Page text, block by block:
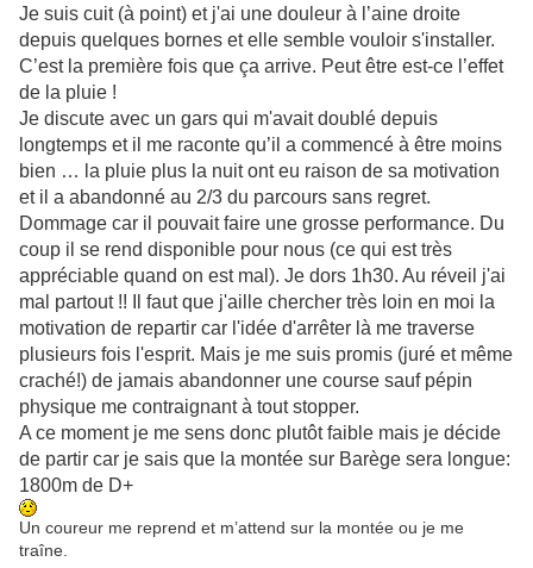
Je suis cuit (à point) et j'ai une douleur à l’aine droite
depuis quelques bornes et elle semble vouloir s'installer.
C’est la première fois que ça arrive. Peut être est-ce l’effet
de la pluie !
Je discute avec un gars qui m'avait doublé depuis
longtemps et il me raconte qu’il a commencé à être moins
bien … la pluie plus la nuit ont eu raison de sa motivation
et il a abandonné au 2/3 du parcours sans regret.
Dommage car il pouvait faire une grosse performance. Du
coup il se rend disponible pour nous (ce qui est très
appréciable quand on est mal). Je dors 1h30. Au réveil j'ai
mal partout !! Il faut que j'aille chercher très loin en moi la
motivation de repartir car l'idée d'arrêter là me traverse
plusieurs fois l'esprit. Mais je me suis promis (juré et même
craché!) de jamais abandonner une course sauf pépin
physique me contraignant à tout stopper.
A ce moment je me sens donc plutôt faible mais je décide
de partir car je sais que la montée sur Barège sera longue:
1800m de D+
Un coureur me reprend et m’attend sur la montée ou je me
traîne.